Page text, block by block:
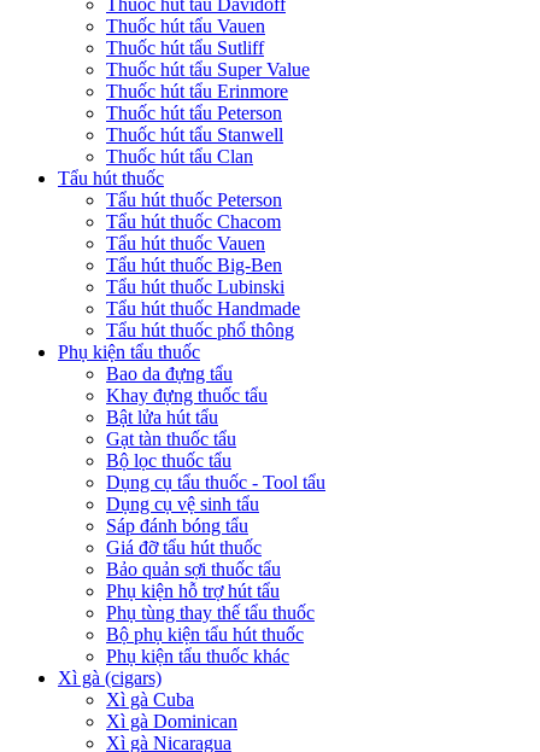
Thuốc hút tẩu Davidoff
Thuốc hút tẩu Vauen
Thuốc hút tẩu Sutliff
Thuốc hút tẩu Super Value
Thuốc hút tẩu Erinmore
Thuốc hút tẩu Peterson
Thuốc hút tẩu Stanwell
Thuốc hút tẩu Clan
Tẩu hút thuốc
Tẩu hút thuốc Peterson
Tẩu hút thuốc Chacom
Tẩu hút thuốc Vauen
Tẩu hút thuốc Big-Ben
Tẩu hút thuốc Lubinski
Tẩu hút thuốc Handmade
Tẩu hút thuốc phổ thông
Phụ kiện tẩu thuốc
Bao da đựng tẩu
Khay đựng thuốc tẩu
Bật lửa hút tẩu
Gạt tàn thuốc tẩu
Bộ lọc thuốc tẩu
Dụng cụ tẩu thuốc - Tool tẩu
Dụng cụ vệ sinh tẩu
Sáp đánh bóng tẩu
Giá đỡ tẩu hút thuốc
Bảo quản sợi thuốc tẩu
Phụ kiện hỗ trợ hút tẩu
Phụ tùng thay thế tẩu thuốc
Bộ phụ kiện tẩu hút thuốc
Phụ kiện tẩu thuốc khác
Xì gà (cigars)
Xì gà Cuba
Xì gà Dominican
Xì gà Nicaragua